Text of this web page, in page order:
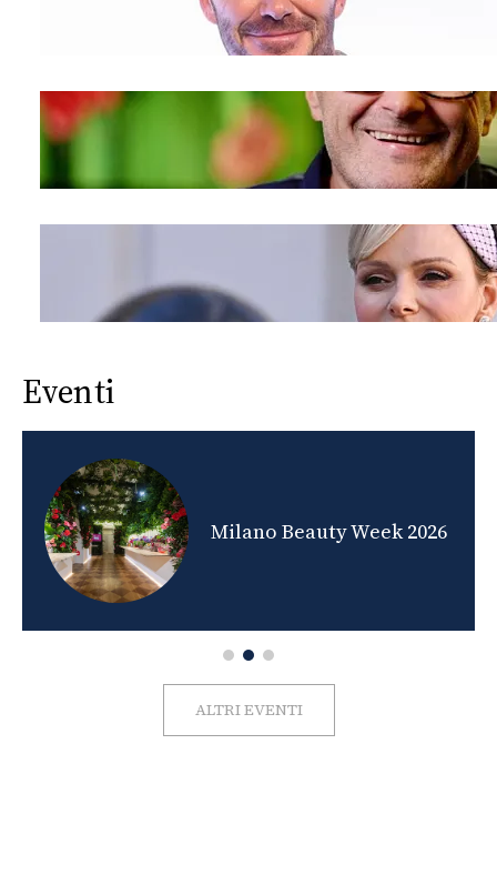
Eventi
Milano Beauty Week 2026
ALTRI EVENTI